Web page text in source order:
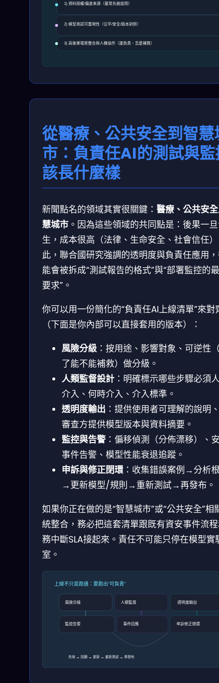
1) 資料授權/偏差來源（最常先被追問）
2) 模型測試可重現性（公平/安全/版本對照）
3) 高後果場景整合與人機協作（誰負責、怎麼補救）
從醫療、公共安全到智慧
市：負責任AI的測試與
該長什麼樣
新聞點名的領域其實很關鍵： 醫療、公共安
慧城市 。因為這些領域的共同點是：後果一
生，成本很高（法律、生命安全、社會信任
此，聯合國研究強調的透明度與負責任應用
能會被拆成“測試報告的格式”與“部署監控的
要求”。
你可以用一份簡化的“負責任AI上線清單”來對
（下面是你內部可以直接套用的版本）：
風險分級 ：按用途、影響對象、可逆性
了能不能補救）做分級。
人類監督設計 ：明確標示哪些步驟必須
介入、何時介入、介入標準。
透明度輸出 ：提供使用者可理解的說明
審查方提供模型版本與資料摘要。
監控與告警 ：偏移偵測（分佈漂移）、
事件告警、模型性能衰退追蹤。
申訴與修正閉環 ：收集錯誤案例→分析
→更新模型/規則→重新測試→再發布。
如果你正在做的是“智慧城市”或“公共安全”相
統整合，務必把這套清單跟既有資安事件流
務中斷SLA接起來。責任不可能只停在模型實
室。
上線不只是跑通：要跑出“可負責”
風險分級 人類監督 透明度輸出
監控告警 事件回應 申訴修正閉環
失效 → 回饋 → 更新 → 重新測試 → 再發布